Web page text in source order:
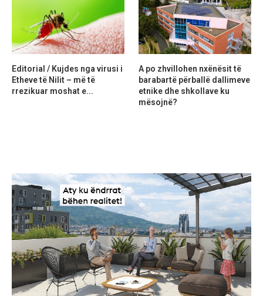
Editorial / Kujdes nga virusi i
Etheve të Nilit – më të
rrezikuar moshat e...
A po zhvillohen nxënësit të
barabartë përballë dallimeve
etnike dhe shkollave ku
mësojnë?